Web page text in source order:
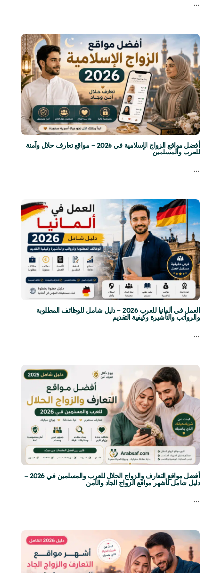
…
أفضل مواقع الزواج الإسلامية في 2026 – مواقع تعارف حلال وآمنة
للعرب والمسلمين
…
العمل في ألمانيا للعرب 2026 – دليل شامل للوظائف المطلوبة
والرواتب والتأشيرة وكيفية التقديم
…
أفضل مواقع التعارف والزواج الحلال للعرب والمسلمين في 2026 –
دليل شامل لأشهر مواقع الزواج الجاد والآمن
…